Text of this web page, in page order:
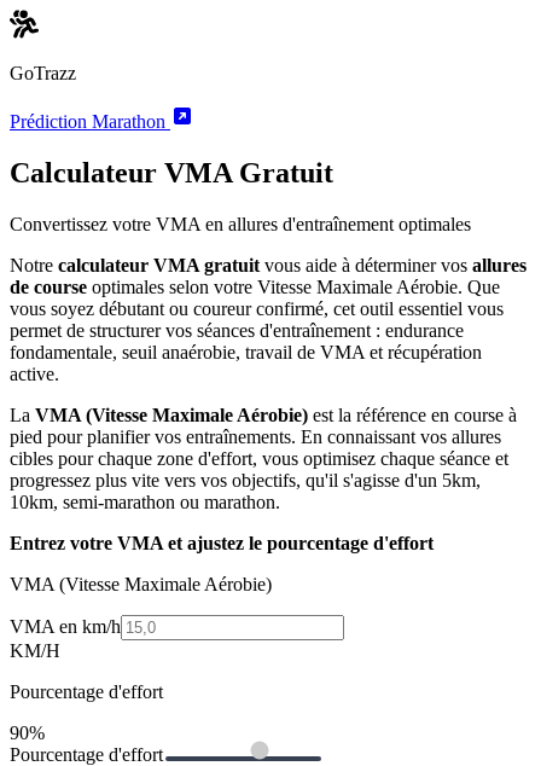
GoTrazz
Prédiction Marathon
Calculateur VMA Gratuit
Convertissez votre VMA en allures d'entraînement optimales
Notre calculateur VMA gratuit vous aide à déterminer vos allures
de course optimales selon votre Vitesse Maximale Aérobie. Que
vous soyez débutant ou coureur confirmé, cet outil essentiel vous
permet de structurer vos séances d'entraînement : endurance
fondamentale, seuil anaérobie, travail de VMA et récupération
active.
La VMA (Vitesse Maximale Aérobie) est la référence en course à
pied pour planifier vos entraînements. En connaissant vos allures
cibles pour chaque zone d'effort, vous optimisez chaque séance et
progressez plus vite vers vos objectifs, qu'il s'agisse d'un 5km,
10km, semi-marathon ou marathon.
Entrez votre VMA et ajustez le pourcentage d'effort
VMA (Vitesse Maximale Aérobie)
VMA en km/h
KM/H
Pourcentage d'effort
90%
Pourcentage d'effort